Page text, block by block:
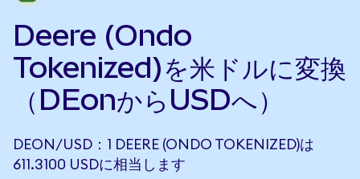
Deere (Ondo
Tokenized)を米ドルに変換
（DEonからUSDへ）
DEON/USD：1 DEERE (ONDO TOKENIZED)は
611.3100 USDに相当します